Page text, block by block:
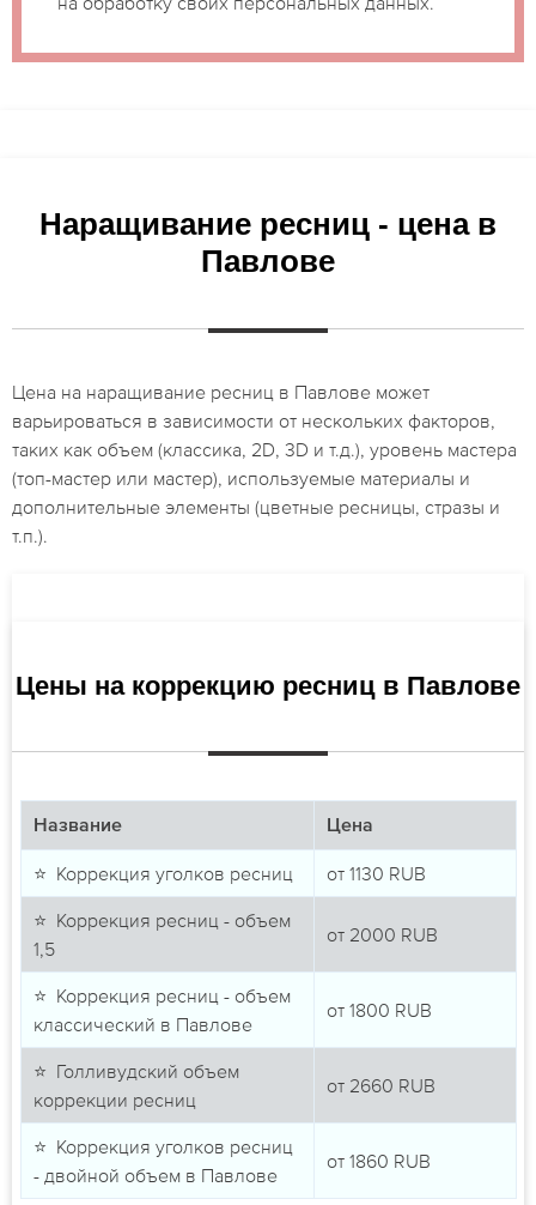
Наращивание ресниц - цена в
Павлове
Цена на наращивание ресниц в Павлове может
варьироваться в зависимости от нескольких факторов,
таких как объем (классика, 2D, 3D и т.д.), уровень мастера
(топ-мастер или мастер), используемые материалы и
дополнительные элементы (цветные ресницы, стразы и
т.п.).
Цены на коррекцию ресниц в Павлове
Название Цена
⭐ Коррекция уголков ресниц от 1130 RUB
⭐ Коррекция ресниц - объем
1,5
от 2000 RUB
⭐ Коррекция ресниц - объем
классический в Павлове
от 1800 RUB
⭐ Голливудский объем
коррекции ресниц
от 2660 RUB
⭐ Коррекция уголков ресниц
- двойной объем в Павлове
от 1860 RUB